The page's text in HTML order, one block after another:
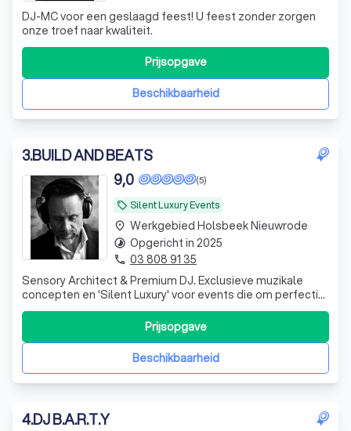
DJ-MC voor een geslaagd feest! U feest zonder zorgen
onze troef naar kwaliteit.
Beschikbaarheid
Prijsopgave
3.BUILD AND BEATS
local_offer Silent Luxury Events
(5)
9,0
Sensory Architect & Premium DJ. Exclusieve muzikale
concepten en 'Silent Luxury' voor events die om perfectie
vragen.
Beschikbaarheid
Prijsopgave
place Werkgebied Holsbeek Nieuwrode
timelapse Opgericht in 2025
phone 03 808 91 35
4.DJ B.A.R.T.Y